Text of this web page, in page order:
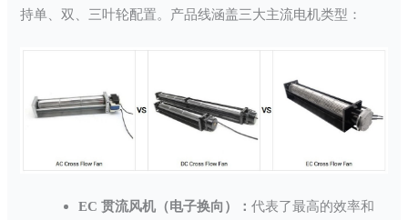
持单、双、三叶轮配置。产品线涵盖三大主流电机类型：
EC 贯流风机（电子换向）：代表了最高的效率和